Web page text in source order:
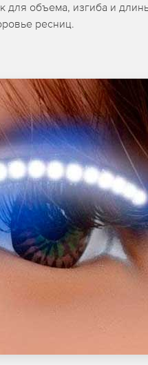
для объема, изгиба и
ресниц.